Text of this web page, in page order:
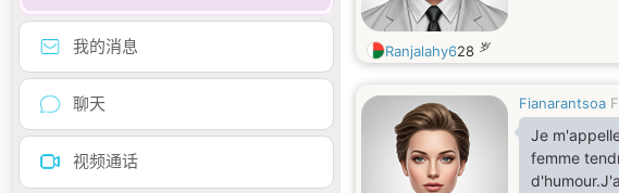
我的消息
聊天
视频通话
Ranjalahy628 岁
Fianarantsoa
Je
femme